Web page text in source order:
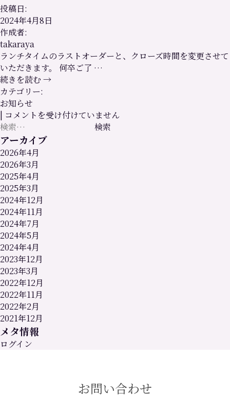
臨
時
休
業
の
お
知
ら
せ
は
投稿日:
2024年4月8日
作成者:
takaraya
ランチタイムのラストオーダーと、クローズ時間を変更させて
いただきます。 何卒ご了 …
続きを読む →
カテゴリー:
お知らせ
| ラ
ン
チ
タ
イ
ム
の
営
業
時
間
変
更
の
お
知
ら
せ
は
コメントを受け付けていません
検
索:
アーカイブ
2026年4月
2026年3月
2025年4月
2025年3月
2024年12月
2024年11月
2024年7月
2024年5月
2024年4月
2023年12月
2023年3月
2022年12月
2022年11月
2022年2月
2021年12月
メタ情報
ログイン
お問い合わせ